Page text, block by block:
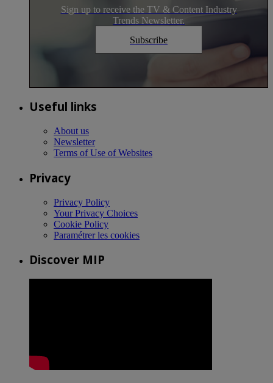
Sign up to receive the TV & Content Industry
Trends Newsletter.
Subscribe
Useful links
About us
Newsletter
Terms of Use of Websites
Privacy
Privacy Policy
Your Privacy Choices
Cookie Policy
Paramétrer les cookies
Discover MIP